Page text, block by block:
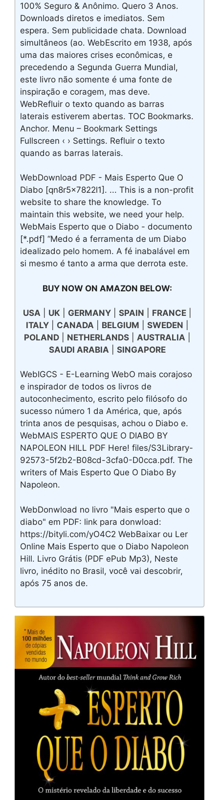
100% Seguro & Anônimo. Quero 3 Anos.
Downloads diretos e imediatos. Sem
espera. Sem publicidade chata. Download
simultâneos (ao. WebEscrito em 1938, após
uma das maiores crises econômicas, e
precedendo a Segunda Guerra Mundial,
este livro não somente é uma fonte de
inspiração e coragem, mas deve.
WebRefluir o texto quando as barras
laterais estiverem abertas. TOC Bookmarks.
Anchor. Menu – Bookmark Settings
Fullscreen ‹ › Settings. Refluir o texto
quando as barras laterais.
WebDownload PDF - Mais Esperto Que O
Diabo [qn8r5x7822l1]. ... This is a non-profit
website to share the knowledge. To
maintain this website, we need your help.
WebMais Esperto que o Diabo - documento
[*.pdf] “Medo é a ferramenta de um Diabo
idealizado pelo homem. A fé inabalável em
si mesmo é tanto a arma que derrota este.
BUY NOW ON AMAZON BELOW:
USA UK GERMANY| SPAIN FRANCE|
ITALY| CANADA BELGIUM SWEDEN
POLAND| NETHERLANDS| AUSTRALIA
SAUDI ARABIA
SINGAPORE
WebIGCS - E-Learning WebO mais corajoso
e inspirador de todos os livros de
autoconhecimento, escrito pelo filósofo do
sucesso número 1 da América, que, após
trinta anos de pesquisas, achou o Diabo e.
WebMAIS ESPERTO QUE O DIABO BY
NAPOLEON HILL PDF Here! files/S3Library-
92573-5f2b2-B08cd-3cfa0-D0cca.pdf. The
writers of Mais Esperto Que O Diabo By
Napoleon.
WebDonwload no livro "Mais esperto que o
diabo" em PDF: link para donwload:
https://bityli.com/yO4C2 WebBaixar ou Ler
Online Mais Esperto que o Diabo Napoleon
Hill. Livro Grátis (PDF ePub Mp3), Neste
livro, inédito no Brasil, você vai descobrir,
após 75 anos de.